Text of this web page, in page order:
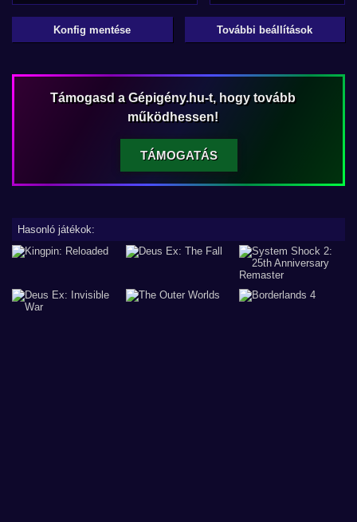
Konfig mentése További beállítások
Támogasd a Gépigény.hu-t, hogy tovább
működhessen!
TÁMOGATÁS
Hasonló játékok: